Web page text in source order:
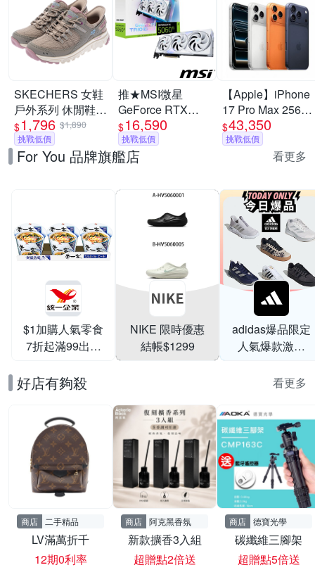
SKECHERS 女鞋
戶外系列 休閒鞋
瞬穿舒適科技
SUMMITS AT -
180270TPMT
$1,796 $1,890
挑戰低價
推★MSI微星
GeForce RTX
5060 Ti 8G
GAMING TRIO
OC WHITE 顯示卡
$16,590
挑戰低價
【Apple】iPhone
17 Pro Max 256G
6.9吋 手機
$43,350
挑戰低價
For You 品牌旗艦店 看更多
$1加購人氣零食
7折起滿99出貨
NIKE 限時優惠
結帳$1299
adidas爆品限定
人氣爆款激降
好店有夠殺 看更多
商店 二手精品
LV滿萬折千
12期0利率
商店 阿克黑香氛
新款擴香3入組
超贈點2倍送
商店 德寶光學
碳纖維三腳架
超贈點5倍送